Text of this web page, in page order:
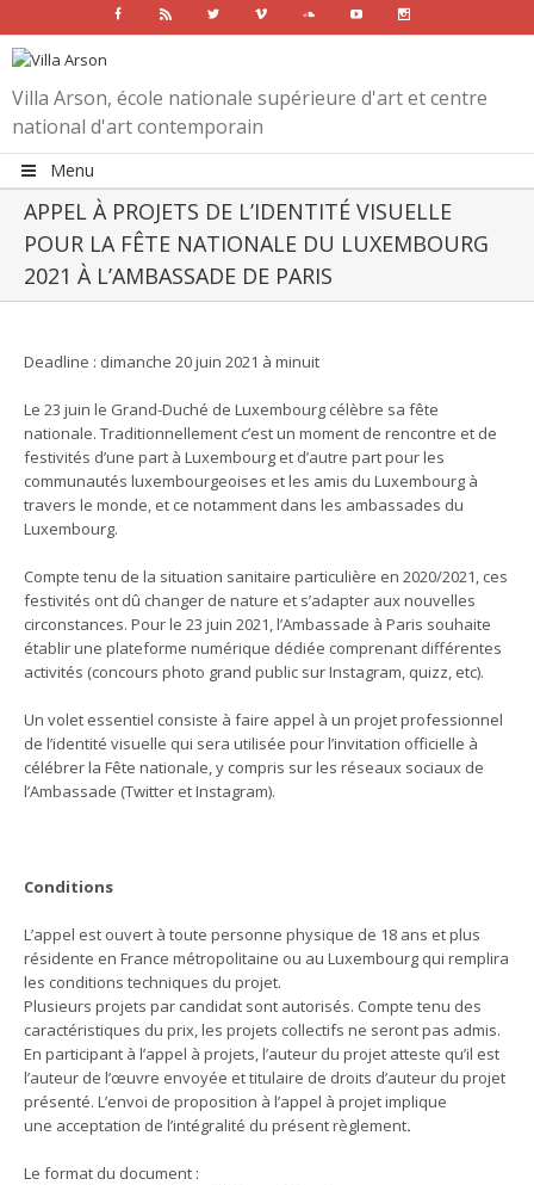
Facebook Rss Twitter Vimeo SoundcloudYoutube
Villa Arson, école nationale supérieure d'art et centre
national d'art contemporain
Menu
APPEL À PROJETS DE L’IDENTITÉ VISUELLE
POUR LA FÊTE NATIONALE DU LUXEMBOURG
2021 À L’AMBASSADE DE PARIS
Larger
Deadline : dimanche 20 juin 2021 à minuit
Le 23 juin le Grand-Duché de Luxembourg célèbre sa fête
nationale. Traditionnellement c’est un moment de rencontre et de
festivités d’une part à Luxembourg et d’autre part pour les
communautés luxembourgeoises et les amis du Luxembourg à
travers le monde, et ce notamment dans les ambassades du
Luxembourg.
Compte tenu de la situation sanitaire particulière en 2020/2021, ces
festivités ont dû changer de nature et s’adapter aux nouvelles
circonstances. Pour le 23 juin 2021, l’Ambassade à Paris souhaite
établir une plateforme numérique dédiée comprenant différentes
activités (concours photo grand public sur Instagram, quizz, etc).
Un volet essentiel consiste à faire appel à un projet professionnel
de l’identité visuelle qui sera utilisée pour l’invitation officielle à
célébrer la Fête nationale, y compris sur les réseaux sociaux de
l’Ambassade (Twitter et Instagram).
Conditions
L’appel est ouvert à toute personne physique de 18 ans et plus
résidente en France métropolitaine ou au Luxembourg qui remplira
les conditions techniques du projet.
Plusieurs projets par candidat sont autorisés. Compte tenu des
caractéristiques du prix, les projets collectifs ne seront pas admis.
En participant à l’appel à projets, l’auteur du projet atteste qu’il est
l’auteur de l’œuvre envoyée et titulaire de droits d’auteur du projet
présenté. L’envoi de proposition à l’appel à projet implique
une acceptation de l’intégralité du présent règlement.
Le format du document :